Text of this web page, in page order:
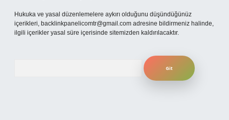
Hukuka ve yasal düzenlemelere aykırı olduğunu düşündüğünüz
içerikleri, backlinkpanelicomtr@gmail.com adresine bildirmeniz halinde,
ilgili içerikler yasal süre içerisinde sitemizden kaldırılacaktır.